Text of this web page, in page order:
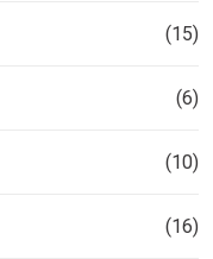
(15)
(6)
(10)
(16)